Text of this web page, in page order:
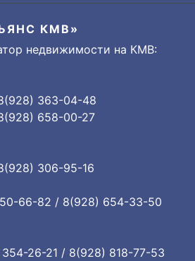
КМВ»
недвижимости на КМВ:
363-04-48
658-00-27
306-95-16
66-82 / 8(928) 654-33-50
26-21 / 8(928) 818-77-53